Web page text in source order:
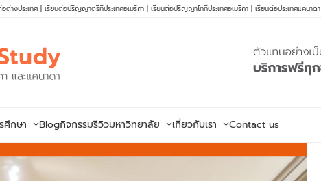
ต่างประเทศ| เรียนต่อปริญญาตรีที่ประเทศอเมริกา | เรียนต่อปริญญาโทที่ประเทศอเมริกา | เรียนต่อประเทศแคนาดา
ศึกษา Blogกิจกรรมรีวิวมหาวิทยาลัย เกี่ยวกับเรา Contact us